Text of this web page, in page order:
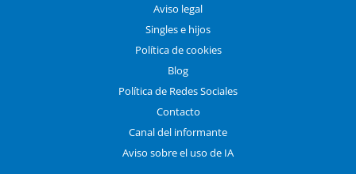
Aviso legal
Singles e hijos
Política de cookies
Blog
Política de Redes Sociales
Contacto
Canal del informante
Aviso sobre el uso de IA